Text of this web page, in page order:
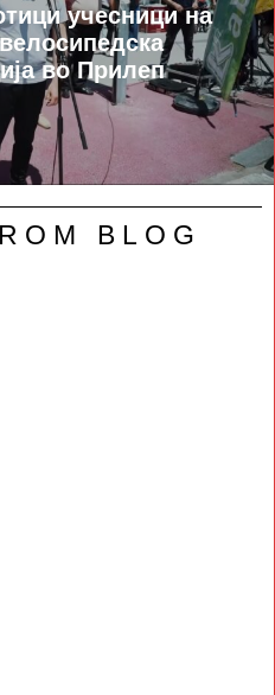
учесници на
во Прилеп
BLOG